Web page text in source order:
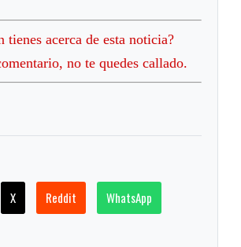
tienes acerca de esta noticia?
no te quedes callado.
X Reddit WhatsApp